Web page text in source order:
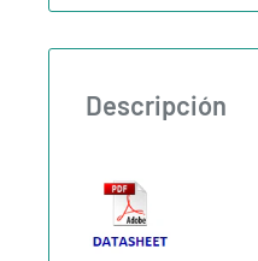
Descripción